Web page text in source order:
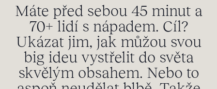
Máte před sebou 45 minut a
70+ lidí s nápadem. Cíl?
Ukázat jim, jak můžou svou
big ideu vystřelit do světa
skvělým obsahem. Nebo to